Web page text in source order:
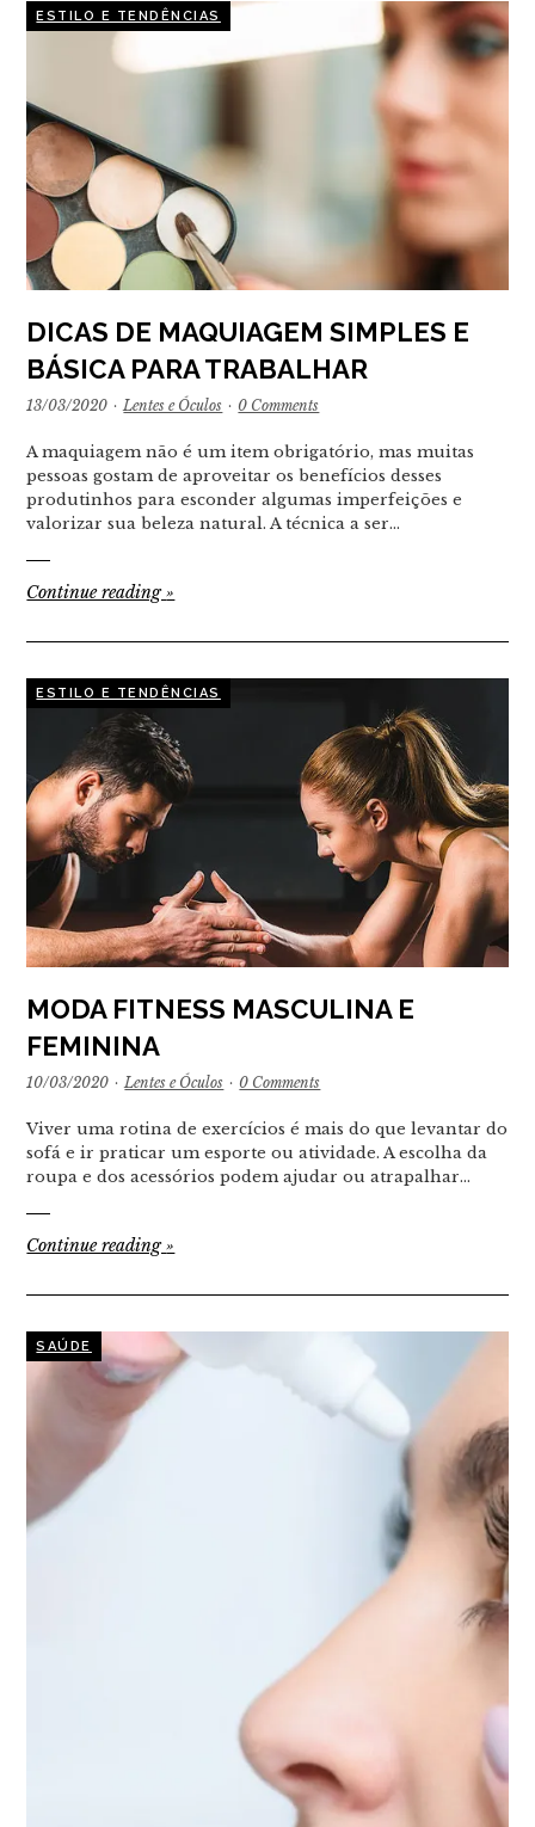
ESTILO E TENDÊNCIAS
DICAS DE MAQUIAGEM SIMPLES E
BÁSICA PARA TRABALHAR
13/03/2020 · Lentes e Óculos · 0 Comments
A maquiagem não é um item obrigatório, mas muitas
pessoas gostam de aproveitar os benefícios desses
produtinhos para esconder algumas imperfeições e
valorizar sua beleza natural. A técnica a ser…
Continue reading»
ESTILO E TENDÊNCIAS
MODA FITNESS MASCULINA E
FEMININA
10/03/2020 · Lentes e Óculos · 0 Comments
Viver uma rotina de exercícios é mais do que levantar do
sofá e ir praticar um esporte ou atividade. A escolha da
roupa e dos acessórios podem ajudar ou atrapalhar…
Continue reading»
SAÚDE